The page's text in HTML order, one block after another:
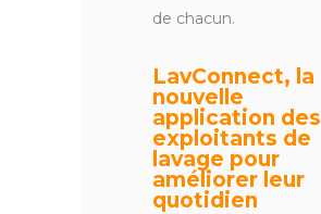
de chacun.
LavConnect, la
nouvelle
application des
exploitants de
lavage pour
améliorer leur
quotidien